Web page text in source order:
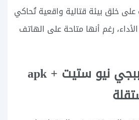
على خلق بيئة قتالية واقعية تُحاكي
رغم أنها متاحة على الهاتف
أهمية تحميل ببجي نيو ستيت apk +